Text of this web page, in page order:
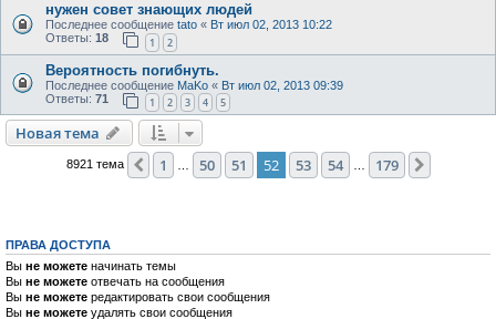
нужен совет знающих людей
Последнее сообщение tato « Вт июл 02, 2013 10:22
Ответы: 18 1 2
Вероятность погибнуть.
Последнее сообщение MaKo « Вт июл 02, 2013 09:39
Ответы: 71 1 2 3 4 5
Новая тема
8921 тема Пред.
1 50 51 52 53 54 179
ПРАВА ДОСТУПА
Вы не можете начинать темы
Вы не можете отвечать на сообщения
Вы не можете редактировать свои сообщения
Вы не можете удалять свои сообщения